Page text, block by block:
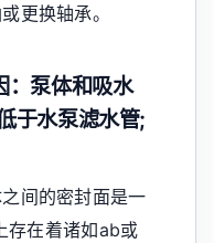
更换轴承。
：泵体和吸水
于水泵滤水管;
间的密封面是一
存在着诸如ab或